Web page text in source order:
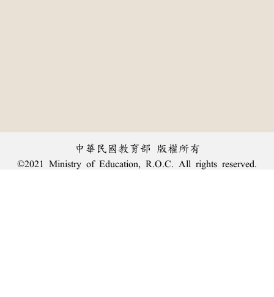
中華民國教育部 版權所有
©2021 Ministry of Education, R.O.C. All rights reserved.